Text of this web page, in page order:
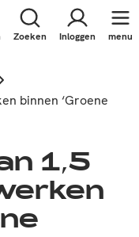
Zoeken Inloggen menu
binnen ‘Groene
1,5